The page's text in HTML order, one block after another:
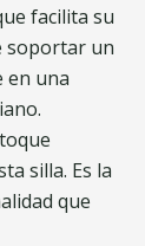
facilita su
soportar un
en una
silla. Es la
que